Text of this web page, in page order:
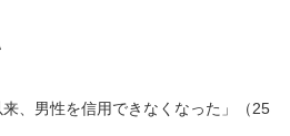
来、男性を信用できなくなった」（25